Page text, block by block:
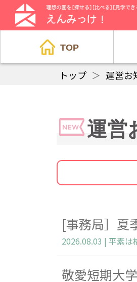
TOP
トップ ＞ 運営お
運営
[事務局］夏
敬愛短期大